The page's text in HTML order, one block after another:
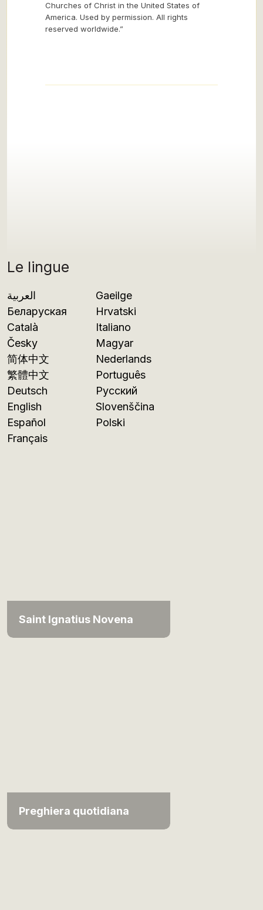
Le lingue
العربية
Беларуская
Català
Česky
简体中文
繁體中文
Deutsch
English
Español
Français
Gaeilge
Hrvatski
Italiano
Magyar
Nederlands
Português
Русский
Slovenščina
Polski
Saint Ignatius Novena
Preghiera quotidiana
Churches of Christ in the United States of
America. Used by permission. All rights
reserved worldwide.”